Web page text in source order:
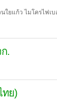
ยแก้ว ไมโครไฟเ
.
ทย)